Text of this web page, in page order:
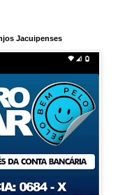
Jacuipenses